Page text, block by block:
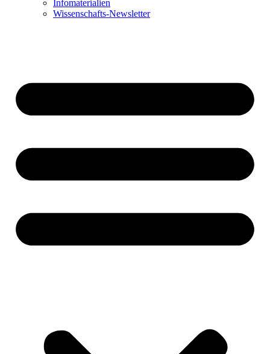
Infomaterialien
Wissenschafts-Newsletter